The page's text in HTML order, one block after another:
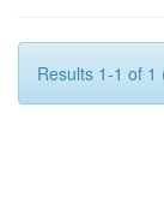
Results 1-1 of 1